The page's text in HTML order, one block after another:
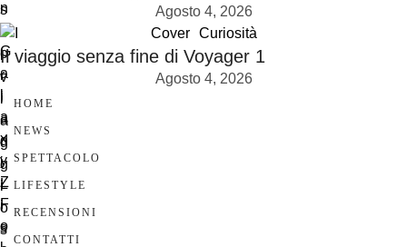
Agosto 4, 2026
Cover
Curiosità
Il viaggio senza fine di Voyager 1
Agosto 4, 2026
HOME
NEWS
SPETTACOLO
LIFESTYLE
RECENSIONI
CONTATTI